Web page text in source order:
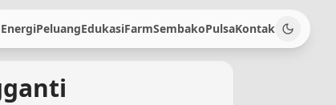
EnergiPeluangEdukasiFarmSembakoPulsaKontak